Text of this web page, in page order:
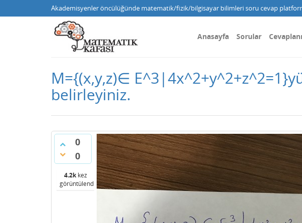
Akademisyenler öncülüğünde matematik/fizik/bilgisayar bilimleri soru cevap
Anasayfa Sorular
M={(x,y,z)∈
belirleyiniz.
0
0
4.2kkez
görüntülendi